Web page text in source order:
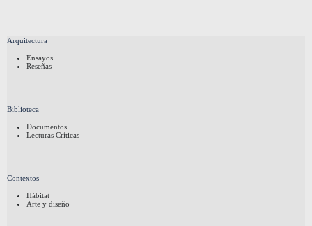
Arquitectura
Ensayos
Reseñas
Biblioteca
Documentos
Lecturas Críticas
Contextos
Hábitat
Arte y diseño